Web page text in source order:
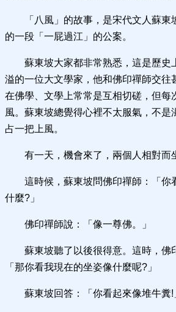
「八風」的故事，是宋代文人蘇
的一段「一屁過江」的公案。
蘇東坡大家都非常熟悉，這是歷史
溢的一位大文學家，他和佛印禪師交往
在佛學、文學上常常是互相切磋，但每
風。蘇東坡總覺得心裡不太服氣，不是
占一把上風。
有一天，機會來了，兩個人相對而
這時候，蘇東坡問佛印禪師：「你
什麼?」
佛印禪師說：「像一尊佛。」
蘇東坡聽了以後很得意。這時，佛
「那你看我現在的坐姿像什麼呢?」
蘇東坡回答：「你看起來像堆牛糞!